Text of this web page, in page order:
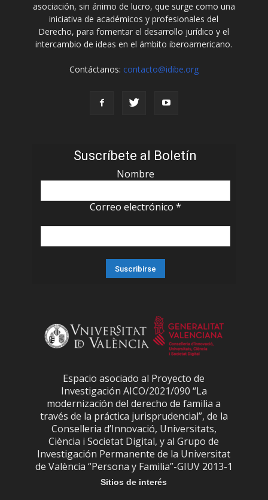
asociación, sin ánimo de lucro, que surge como una
iniciativa de académicos y profesionales del
Derecho, para fomentar el desarrollo jurídico y el
intercambio de ideas en el ámbito iberoamericano.
Contáctanos: contacto@idibe.org
Suscríbete al Boletín
Nombre
Correo electrónico *
Espacio asociado al Proyecto de
Investigación AICO/2021/090 “La
modernización del derecho de familia a
través de la práctica jurisprudencial”, de la
Conselleria d’Innovació, Universitats,
Ciència i Societat Digital, y al Grupo de
Investigación Permanente de la Universitat
de València “Persona y Familia”-GIUV 2013-1
Sitios de interés